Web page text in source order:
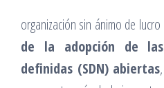
organización sin ánimo de
de la adopción de
definidas (SDN) abiertas